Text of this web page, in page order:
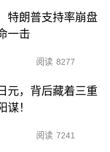
特朗普支持率崩盘
一击
阅读 8277
元，背后藏着三重
谋！
阅读 7241